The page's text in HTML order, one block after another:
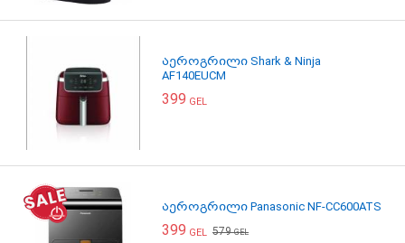
აეროგრილი Shark & Ninja
AF140EUCM
399 GEL
აეროგრილი Panasonic NF-CC600ATS
399 GEL 579GEL